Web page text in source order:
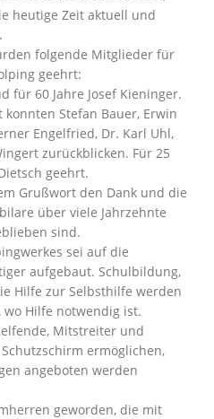
heutige Zeit aktuell und
folgende Mitglieder für
geehrt:
für 60 Jahre Josef Kieninger.
Stefan Bauer, Erwin
Engelfried, Dr. Karl Uhl,
zurückblicken. Für 25
geehrt.
Grußwort den Dank und die
über viele Jahrzehnte
sind.
sei auf die
aufgebaut. Schulbildung,
Hilfe zur Selbsthilfe werden
Hilfe notwendig ist.
Mitstreiter und
ermöglichen,
angeboten werden
geworden, die mit